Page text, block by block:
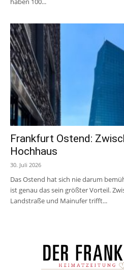
Frankfurt Ostend:
Hochhaus
30. Juli 2026
Das Ostend hat sich nie darum
ist genau das sein größter Vorteil.
Landstraße und Mainufer trifft...